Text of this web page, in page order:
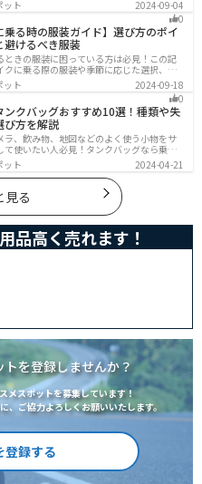
料や送料など完全無料で、自宅から送るだ
超簡単に売れます！ストストを実際に使っ
流れや買取金額などを紹介します。
ット
2024-09-04
0
乗る時の服装ガイド】選び方のポイ
避けるべき服装
ときの服装に困っている方は必見！この記
クに乗る際の服装や季節に応じた選択、避
について解説しています。実は、安全性だ
適性も重要視することが大切です。この記
最適なバイクウェアを選ぶヒントが得られ
ット
2024-09-18
0
ンクバッグおすすめ10選！種類や失
び方を解説
ラ、飲み物、地図などのよく使う小物をサ
て使いたい人必見！タンクバッグなら乗車
荷物を確認できます。脱着もマグネットや
だけで非常に簡単、しっかり固定したい人
うこともできます。
ット 2024-04-21
見る
品高く売れます！
を登録しませんか？
メスポットを募集しています！
ご協力よろしくお願いいたします。
登録する